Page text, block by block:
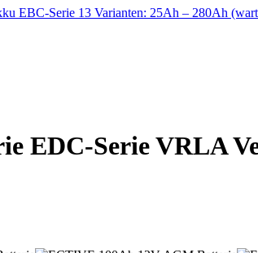
EBC-Serie 13 Varianten: 25Ah – 280Ah
EDC-Serie VRLA